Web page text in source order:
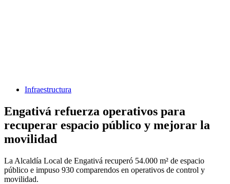
Infraestructura
Engativá refuerza operativos para
recuperar espacio público y mejorar la
movilidad
La Alcaldía Local de Engativá recuperó 54.000 m² de espacio
público e impuso 930 comparendos en operativos de control y
movilidad.